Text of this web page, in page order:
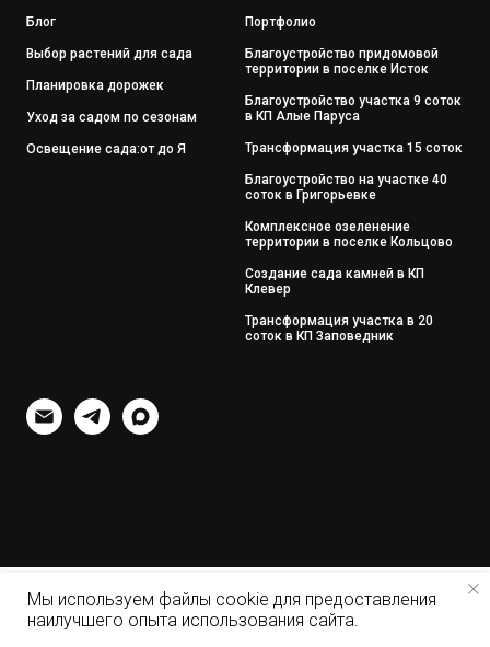
Мы используем файлы cookie для предоставления
наилучшего опыта использования сайта.
Блог
Выбор растений для сада
Планировка дорожек
Уход за садом по сезонам
Освещение сада:от до Я
Портфолио
Благоустройство придомовой
территории в поселке Исток
Благоустройство участка 9 соток
в КП Алые Паруса
Трансформация участка 15 соток
Благоустройство на участке 40
соток в Григорьевке
Комплексное озеленение
территории в поселке Кольцово
Создание сада камней в КП
Клевер
Трансформация участка в 20
соток в КП Заповедник